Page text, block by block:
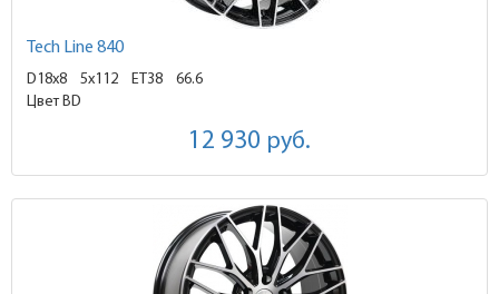
Tech Line 840
D18x8 5x112 ET38
66.6
Цвет BD
12 930 руб.